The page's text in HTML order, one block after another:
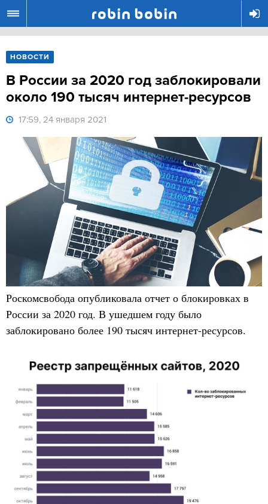
НОВОСТИ
В России за 2020 год заблокировали
около 190 тысяч интернет-ресурсов
17:59, 24 января 2021
Роскомсвобода опубликовала отчет о блокировках в
России за 2020 год. В ушедшем году было
заблокировано более 190 тысяч интернет-ресурсов.